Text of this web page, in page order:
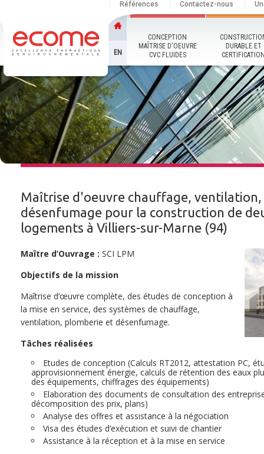
Références Contactez-nous
EN
CONCEPTION
MAÎTRISE D'OEUVRE
CVC FLUIDES
DURABLE ET
Maîtrise d'oeuvre chauffage,
désenfumage pour la construction de
logements à Villiers-sur-Marne (94)
Maître d’Ouvrage : SCI LPM
Objectifs de la mission
Maîtrise d’œuvre complète, des études de conception à
la mise en service, des systèmes de chauffage,
ventilation, plomberie et désenfumage.
Tâches réalisées
Etudes de conception (Calculs RT2012, attestation PC,
approvisionnement énergie, calculs de rétention des eaux
des équipements, chiffrages des équipements)
Elaboration des documents de consultation des
décomposition des prix, plans)
Analyse des offres et assistance à la négociation
Visa des études d’exécution et suivi de chantier
Assistance à la réception et à la mise en service